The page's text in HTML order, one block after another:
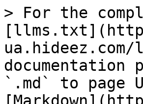
> For the
documentation
`.md` to page